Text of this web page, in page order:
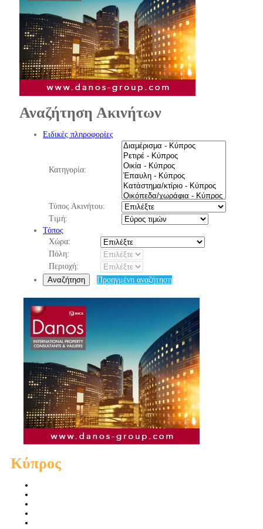
Αναζήτηση Ακινήτων
Ειδικές πληροφορίες
Κατηγορία:
Τύπος Ακινήτου:
Τιμή:
Τόπος
Χώρα:
Πόλη:
Περιοχή:
Αναζήτηση
Προηγμένη αναζήτηση
Κύπρος